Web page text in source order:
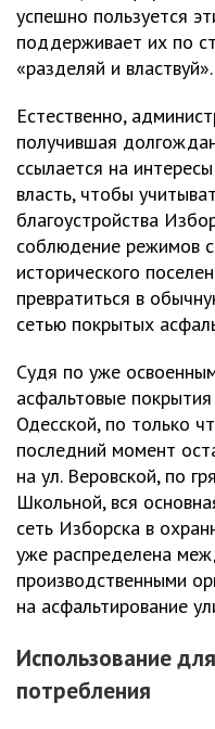
успешно пользуется
поддерживает их по
«разделяй и властвуй».
Естественно,
получившая
ссылается на
власть, чтобы
благоустройства
соблюдение режимов
исторического
превратиться в
сетью покрытых
Судя по уже
асфальтовые
Одесской, по только
последний момент
на ул. Веровской, по
Школьной, вся
сеть Изборска в
уже распределена
производственными
на асфальтирование
Использование
потребления